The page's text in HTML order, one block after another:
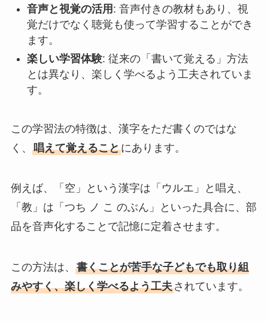
音声と視覚の活用 : 音声付きの教材もあり、視
覚だけでなく聴覚も使って学習することができ
ます。
楽しい学習体験: 従来の「書いて覚える」方法
とは異なり、楽しく学べるよう工夫されていま
す。
この学習法の特徴は、漢字をただ書くのではな
く、 唱えて覚えることにあります。
例えば、「空」という漢字は「ウルエ」と唱え、
「教」は「つち ノ こ のぶん」といった具合に、部
品を音声化することで記憶に定着させます。
この方法は、 書くことが苦手な子どもでも取り組
みやすく、楽しく学べるよう工夫されています。